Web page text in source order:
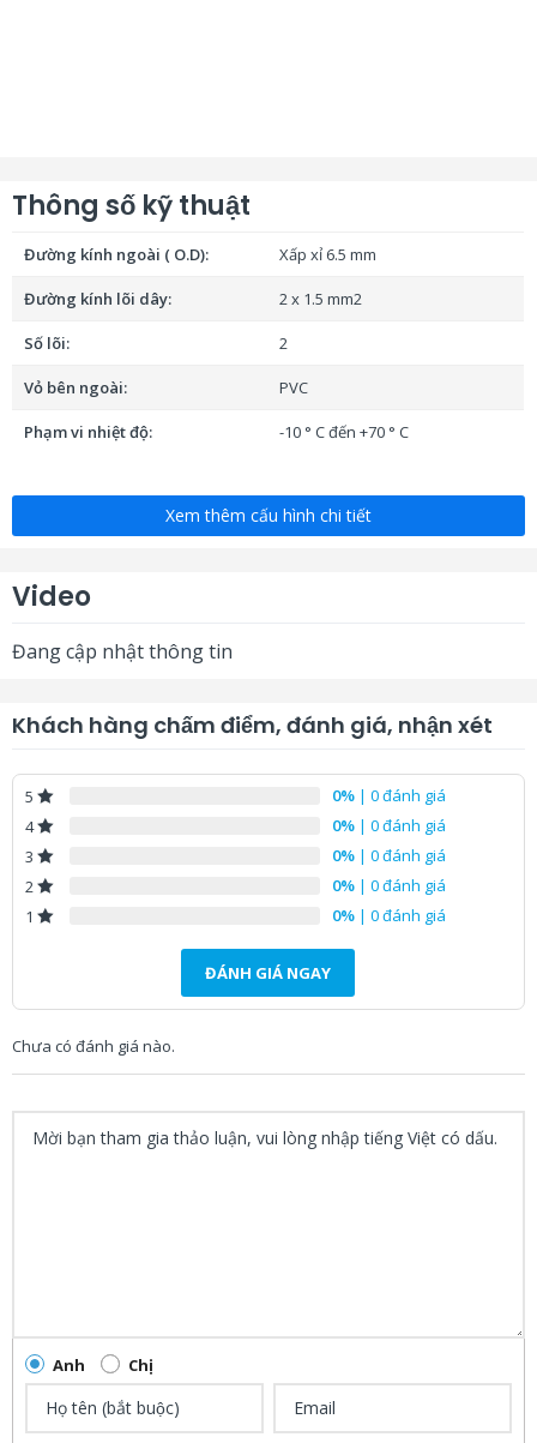
Thông số kỹ thuật
Đường kính ngoài ( O.D): Xấp xỉ 6.5 mm
Đường kính lõi dây: 2 x 1.5 mm2
Số lõi: 2
Vỏ bên ngoài: PVC
Phạm vi nhiệt độ: -10 ° C đến +70 ° C
Xem thêm cấu hình chi tiết
Video
Đang cập nhật thông tin
Khách hàng chấm điểm, đánh giá, nhận xét
5 0%| 0 đánh giá
4
0%| 0 đánh giá
3
0%| 0 đánh giá
2
0%| 0 đánh giá
1
0%| 0 đánh giá
ĐÁNH GIÁ NGAY
Chưa có đánh giá nào.
Anh Chị